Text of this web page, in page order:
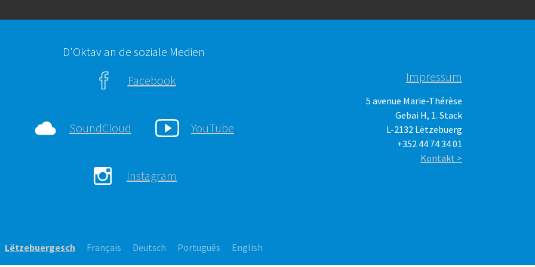
D'Oktav an de soziale Medien
Facebook
SoundCloud YouTube
Instagram
Impressum
5 avenue Marie-Thérèse
Gebai H, 1. Stack
L-2132 Lëtzebuerg
+352 44 74 34 01
Kontakt >
Lëtzebuergesch Français Deutsch Português English